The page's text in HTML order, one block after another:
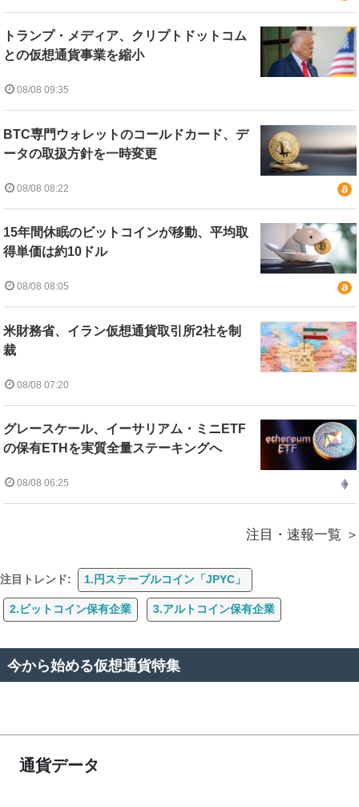
トランプ・メディア、クリプトドットコム
との仮想通貨事業を縮小
08/08 09:35
BTC専門ウォレットのコールドカード、デ
ータの取扱方針を一時変更
08/08 08:22
15年間休眠のビットコインが移動、平均取
得単価は約10ドル
08/08 08:05
米財務省、イラン仮想通貨取引所2社を制
裁
08/08 07:20
グレースケール、イーサリアム・ミニETF
の保有ETHを実質全量ステーキングへ
08/08 06:25
注目・速報一覧
注目トレンド: 1.円ステーブルコイン「JPYC」
2.ビットコイン保有企業 3.アルトコイン保有企業
今から始める仮想通貨特集
通貨データ